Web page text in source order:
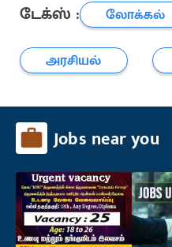
டேக்ஸ் :
லோக்கல்
அரசியல்
Jobs near you